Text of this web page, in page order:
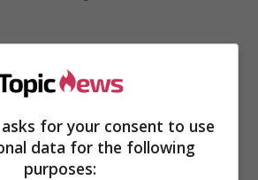
for your consent to use
data for the following
purposes: